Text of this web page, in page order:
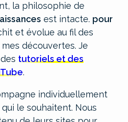
la philosophie de
est intacte. pour
et évolue au fil des
découvertes. Je
tutoriels et des
.
individuellement
le souhaitent. Nous